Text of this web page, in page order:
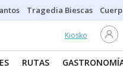
Tragedia Biescas
Kiosko
RUTAS